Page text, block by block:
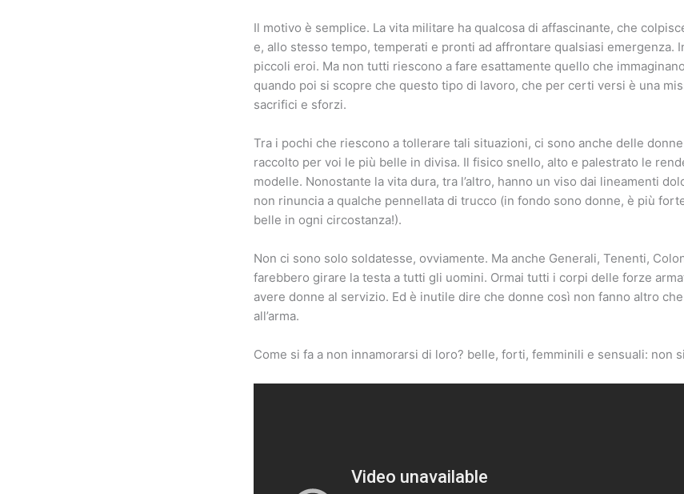
Il motivo è semplice. La vita militare ha qualcosa di affascinante, che
e, allo stesso tempo, temperati e pronti ad affrontare qualsiasi emergenza.
piccoli eroi. Ma non tutti riescono a fare esattamente quello che
quando poi si scopre che questo tipo di lavoro, che per certi versi è una
sacrifici e sforzi.
Tra i pochi che riescono a tollerare tali situazioni, ci sono anche delle
raccolto per voi le più belle in divisa. Il fisico snello, alto e palestrato le
modelle. Nonostante la vita dura, tra l’altro, hanno un viso dai lineamenti
non rinuncia a qualche pennellata di trucco (in fondo sono donne, è più
belle in ogni circostanza!).
Non ci sono solo soldatesse, ovviamente. Ma anche Generali, Tenenti,
farebbero girare la testa a tutti gli uomini. Ormai tutti i corpi delle forze
avere donne al servizio. Ed è inutile dire che donne così non fanno altro
all’arma.
Come si fa a non innamorarsi di loro? belle, forti, femminili e sensuali: non